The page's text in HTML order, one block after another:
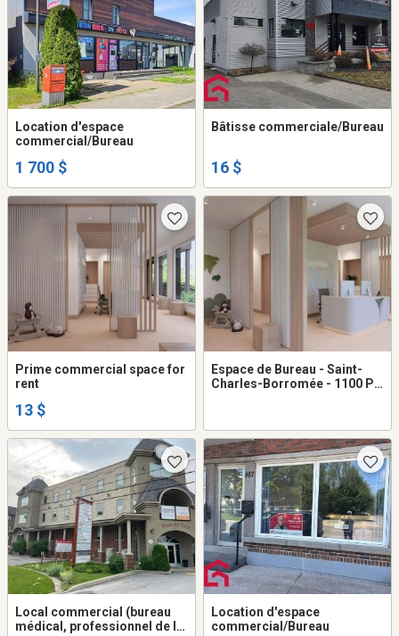
Location d'espace
commercial/Bureau
1 700 $
Bâtisse commerciale/Bureau
16 $
Prime commercial space for
rent
13 $
Espace de Bureau - Saint-
Charles-Borromée - 1100 PC
Local commercial (bureau
médical, professionnel de la
Location d'espace
commercial/Bureau